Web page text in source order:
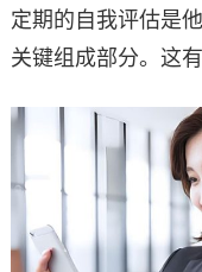
定期的自我评估是
关键组成部分。这